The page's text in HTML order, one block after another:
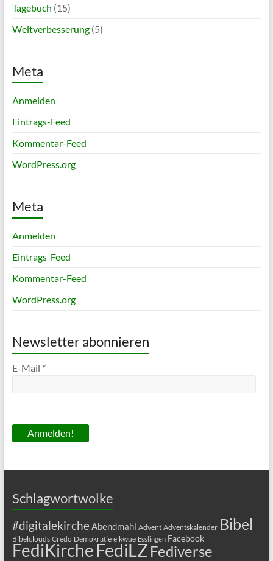
Tagebuch (15)
Weltverbesserung(5)
Meta
Anmelden
Eintrags-Feed
Kommentar-Feed
WordPress.org
Meta
Anmelden
Eintrags-Feed
Kommentar-Feed
WordPress.org
Newsletter abonnieren
E-Mail *
Schlagwortwolke
#digitalekircheAbendmahl Advent Adventskalender Bibel
Bibelclouds Credo Demokratie elkwue Esslingen Facebook
FediKircheFediLZ Fediverse